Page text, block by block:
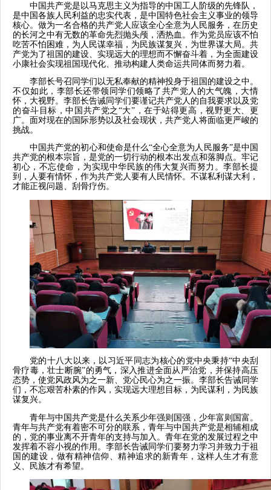
中国共产党是以马克思主义为指导的中国工人阶级的先锋队，
是中国各族人民利益的忠实代表，是中国特色社会主义事业的领导
核心。做为一名合格的共产党人应该全心全意为人民服务，在历史
的长河之中有无数的革命先烈抛头颅，洒热血。作为党员应该不怕
吃苦不怕困难，为人民谋幸福，为民族谋复兴，为世界谋大局。共
产党为了祖国的建设、实现远大的理想而不懈奋斗着，为全面建设
小康社会实现祖国现代化、推动构建人类命运共同体而努力着。
李部长号召同学们以无私奉献的精神投身于祖国的建设之中。
不仅如此，李部长还带领同学们领略了共产党人的大气魄，大情
怀，大视野。李部长告诫同学们要谨记共产党人的自我要求以及党
的奋斗目标，中国共产党之“大”，在于站得更高，视野更大、更
广。面对现在的国际形势以及社会现状，共产党人将面临更严峻的
挑战。
中国共产党的初心和使命是什么“全心全意为人民服务”是中国
共产党的根本宗旨，是党的一切行动的根本出发点和落脚点。牢记
初心，不忘使命，为实现中华民族的伟大复兴而努力。李部长提
到，人要有情怀，作为共产党人要有人民情怀。不谋私利谋大利，
才能正视问题、刮骨疗伤。
党的十八大以来，以习近平同志为核心的党中央秉持“中央刮
骨疗毒，壮士断腕”的勇气，深入推进全面从严治党，并保持高压
态势，使党风政风为之一新、党心民心为之一振。李部长告诫同学
们，不忘艰苦朴素的作风，实现远大理想目标，为民谋利，为民族
谋复兴。
青年与中国共产党是什么关系少年强则国强，少年富则国富。
青年与共产党有着密不可分的联系，青年与中国共产党是相辅相成
的，党的事业离不开青年的支持与加入。青年在党的发展过程之中
发挥着不容小视的作用。李部长告诫同学们要努力学习并致力于祖
国的建设，做有精神信仰、精神追求的新青年，这样人生才有意
义、民族才有希望。